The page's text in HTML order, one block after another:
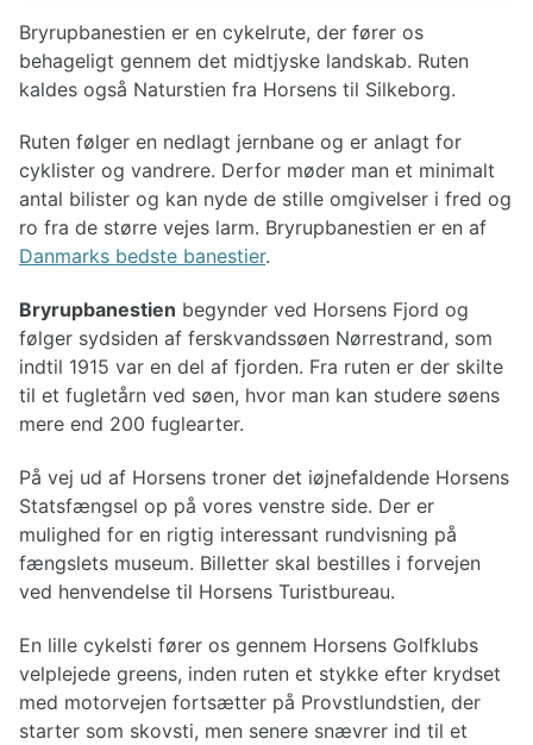
Cykelruter Danmark
Nationale cykelruter
Regionale cykelruter
Cykelruter København
Cykelruter Århus
Cykelruter Vestjylland
Cykelruter Østjylland
Cykelruter Bornholm
Cykelruter Fyn
Bryrupbanestien er en cykelrute, der fører os
behageligt gennem det midtjyske landskab. Ruten
kaldes også Naturstien fra Horsens til Silkeborg.
Ruten følger en nedlagt jernbane og er anlagt for
cyklister og vandrere. Derfor møder man et minimalt
antal bilister og kan nyde de stille omgivelser i fred og
ro fra de større vejes larm. Bryrupbanestien er en af
Danmarks bedste banestier.
Bryrupbanestien begynder ved Horsens Fjord og
følger sydsiden af ferskvandssøen Nørrestrand, som
indtil 1915 var en del af fjorden. Fra ruten er der skilte
til et fugletårn ved søen, hvor man kan studere søens
mere end 200 fuglearter.
På vej ud af Horsens troner det iøjnefaldende Horsens
Statsfængsel op på vores venstre side. Der er
mulighed for en rigtig interessant rundvisning på
fængslets museum. Billetter skal bestilles i forvejen
ved henvendelse til Horsens Turistbureau.
En lille cykelsti fører os gennem Horsens Golfklubs
velplejede greens, inden ruten et stykke efter krydset
med motorvejen fortsætter på Provstlundstien, der
starter som skovsti, men senere snævrer ind til et